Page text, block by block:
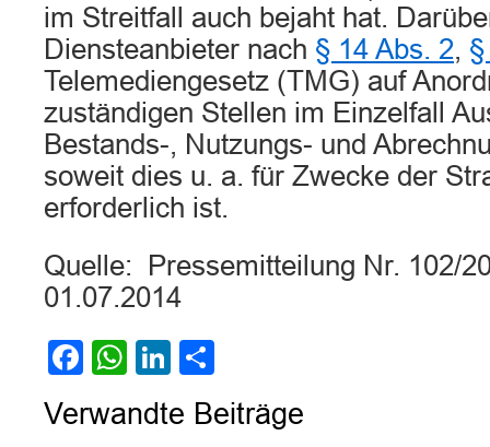
im Streitfall auch bejaht hat.
Diensteanbieter nach § 14 Abs. 2,
Telemediengesetz (TMG) auf
zuständigen Stellen im Einzelfall
Bestands-, Nutzungs- und
soweit dies u. a. für Zwecke der
erforderlich ist.
Quelle: Pressemitteilung Nr. 102/
01.07.2014
Facebook
WhatsApp
LinkedIn
Verwandte Beiträge